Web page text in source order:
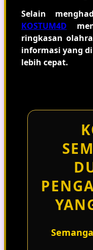
Selain
KOSTUM4D
ringkasan
informasi yang
lebih cepat.